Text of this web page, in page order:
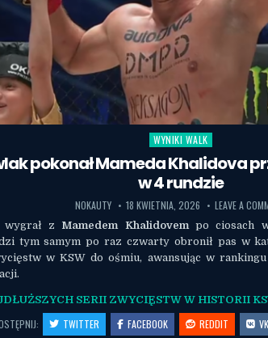
Posted in
WYNIKI WALK
pokonał Mameda Khalidova
w 4 rundzie
NOKAUTY 18 KWIETNIA, 2026 LEAVE A
z Mamedem Khalidovempo ciosach
tym samym po raz czwarty obronił pas w
w KSW do ośmiu, awansując w
SERII ZWYCIĘSTW W HISTORII
TWITTER FACEBOOK REDDIT VK